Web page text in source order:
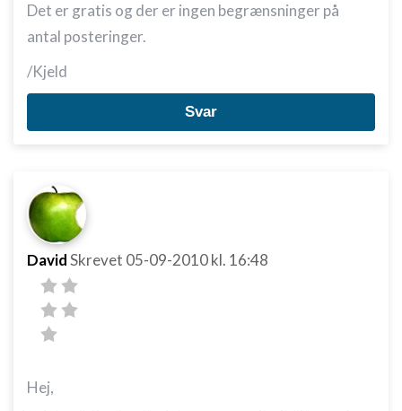
Det er gratis og der er ingen begrænsninger på
antal posteringer.
/Kjeld
Svar
DavidSkrevet 05-09-2010kl. 16:48
Hej,